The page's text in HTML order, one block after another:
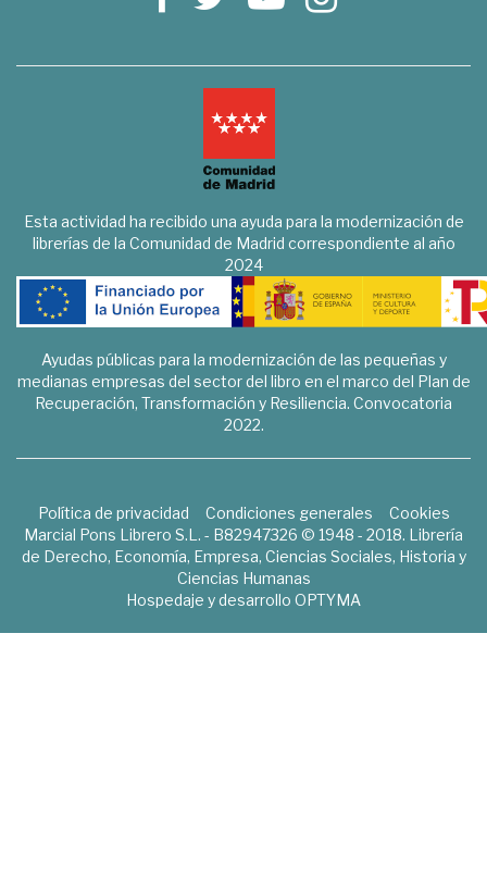
Esta actividad ha recibido una ayuda para la modernización de
librerías de la Comunidad de Madrid correspondiente al año
2024
Ayudas públicas para la modernización de las pequeñas y
medianas empresas del sector del libro en el marco del Plan de
Recuperación, Transformación y Resiliencia. Convocatoria
2022.
Política de privacidad Condiciones generales
Cookies
Marcial Pons Librero S.L. - B82947326 © 1948 - 2018. Librería
de Derecho, Economía, Empresa, Ciencias Sociales, Historia y
Ciencias Humanas
Hospedaje y desarrollo OPTYMA